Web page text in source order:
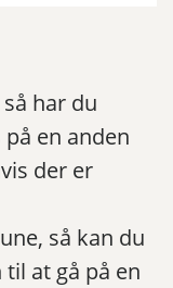
har du
en anden
der er
så kan du
at gå på en